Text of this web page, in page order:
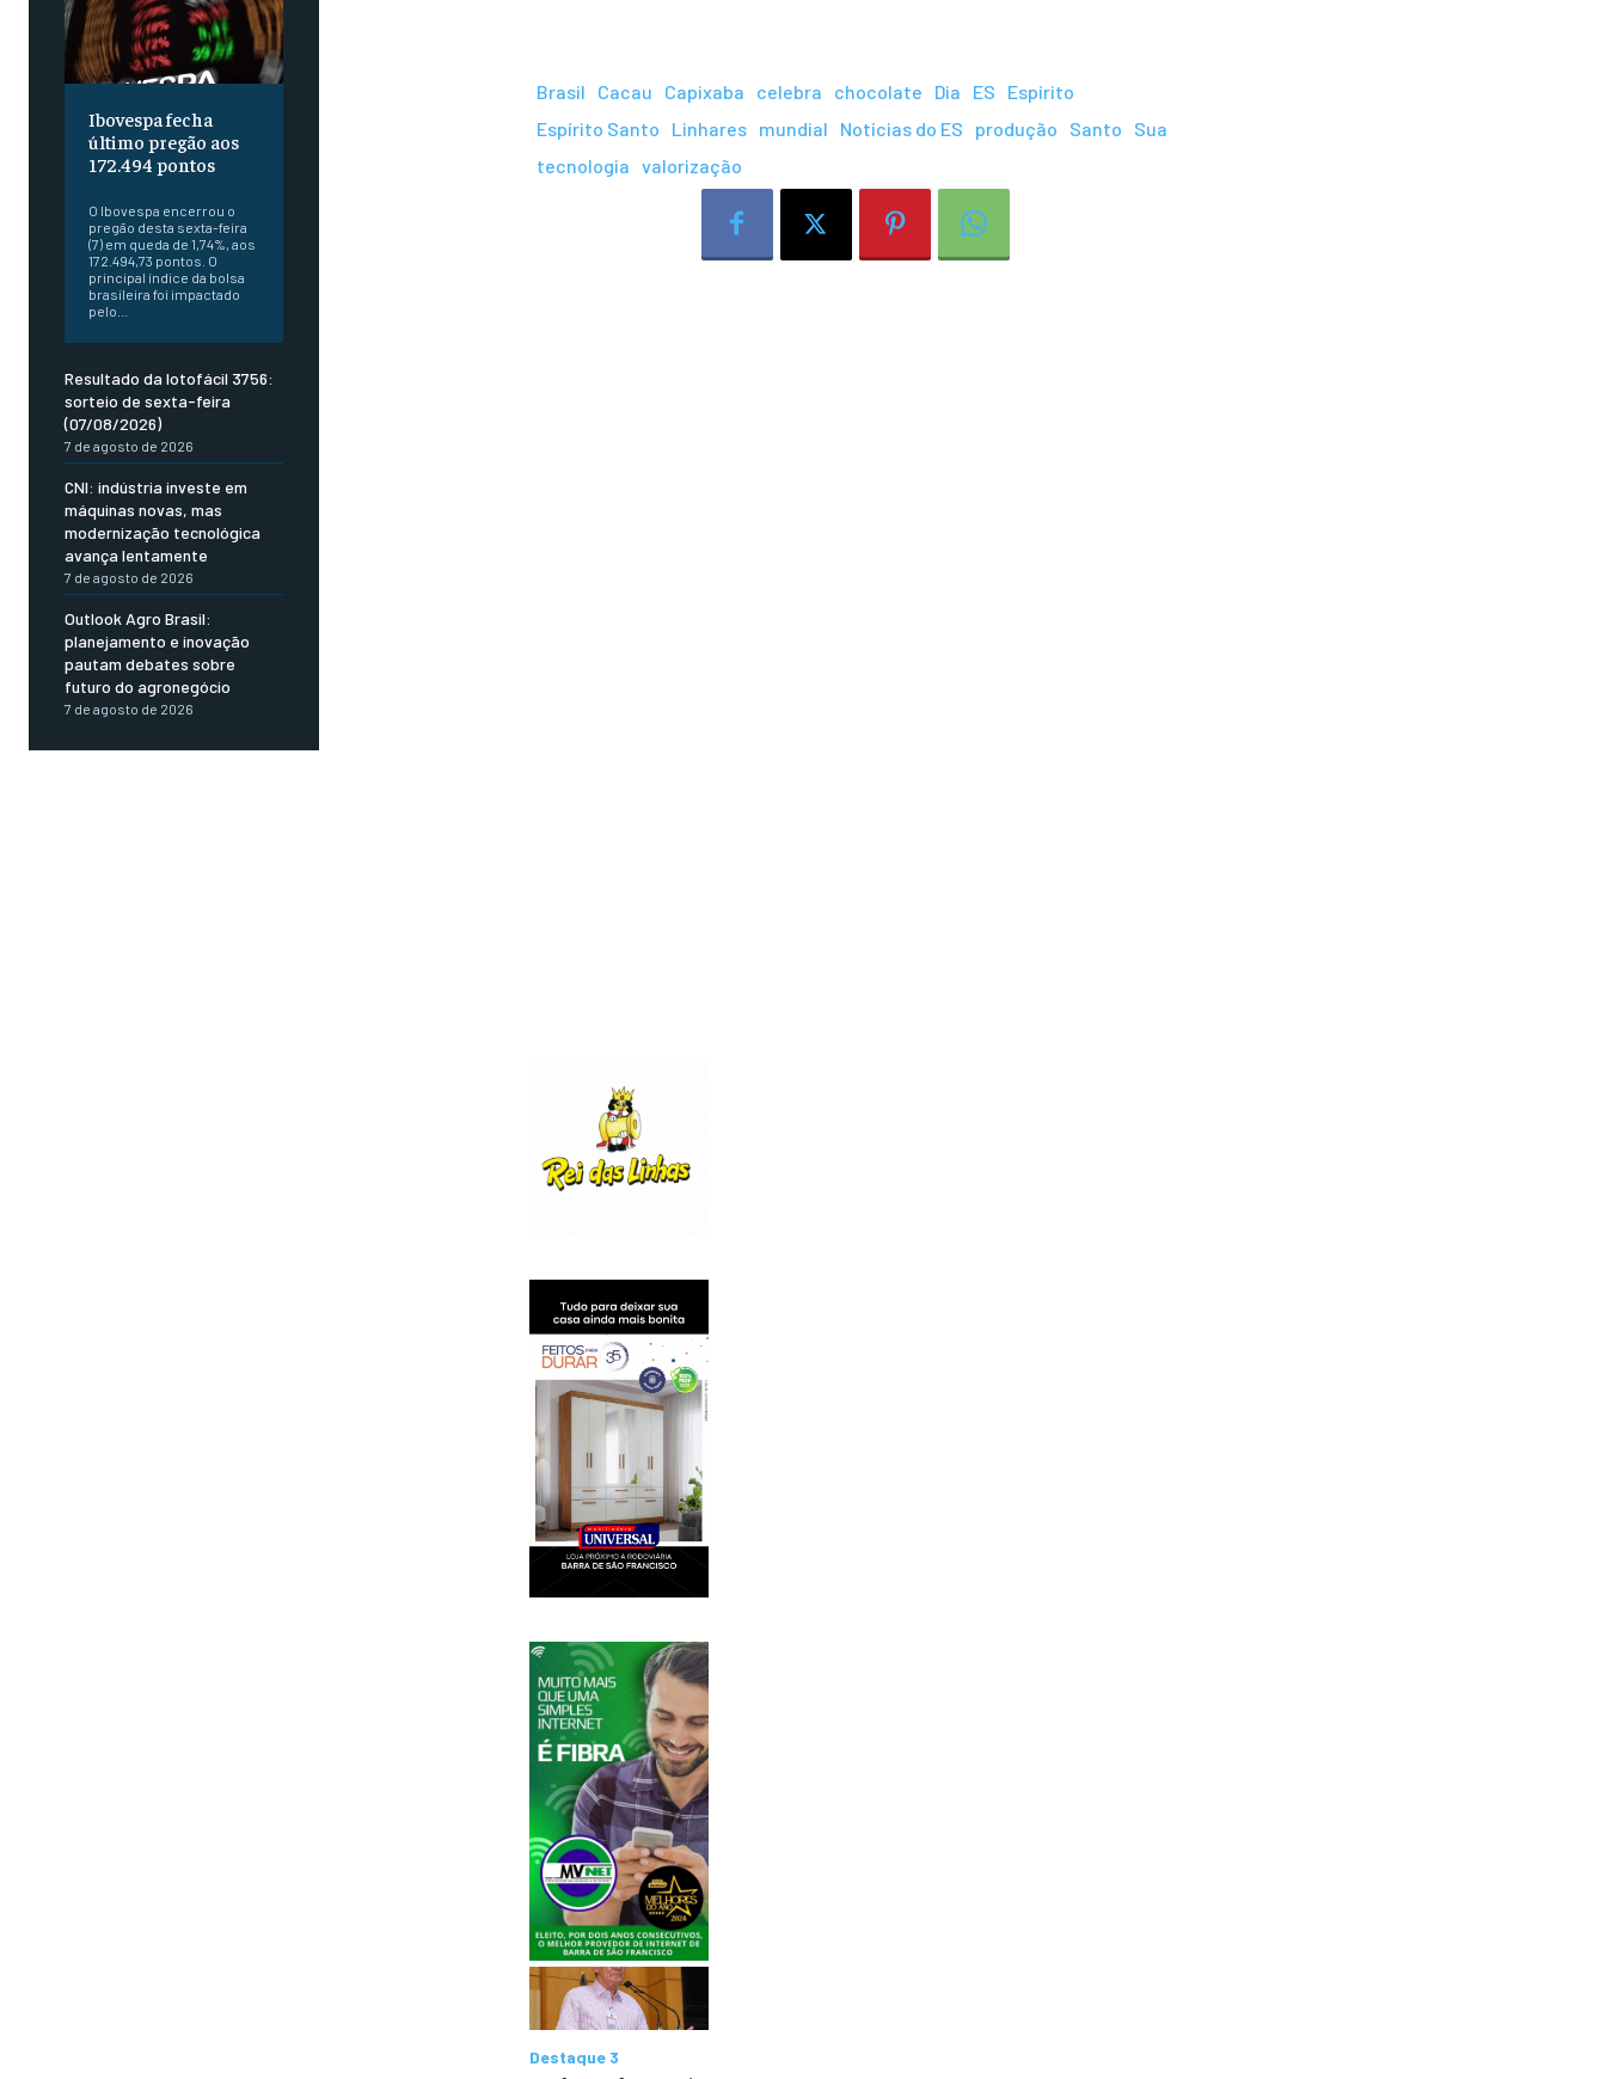
Ibovespa fecha
último pregão aos
172.494 pontos
O Ibovespa encerrou o
pregão desta sexta-feira
(7) em queda de 1,74%, aos
172.494,73 pontos. O
principal índice da bolsa
brasileira foi impactado
pelo...
Resultado da lotofácil 3756:
sorteio de sexta-feira
(07/08/2026)
7 de agosto de 2026
CNI: indústria investe em
máquinas novas, mas
modernização tecnológica
avança lentamente
7 de agosto de 2026
Outlook Agro Brasil:
planejamento e inovação
pautam debates sobre
futuro do agronegócio
7 de agosto de 2026
Brasil Cacau Capixaba celebra chocolate Dia ES
Espírito
Espírito Santo
Linhares mundial Notícias do ES produção Santo
Sua
tecnologia valorização
Destaque 3